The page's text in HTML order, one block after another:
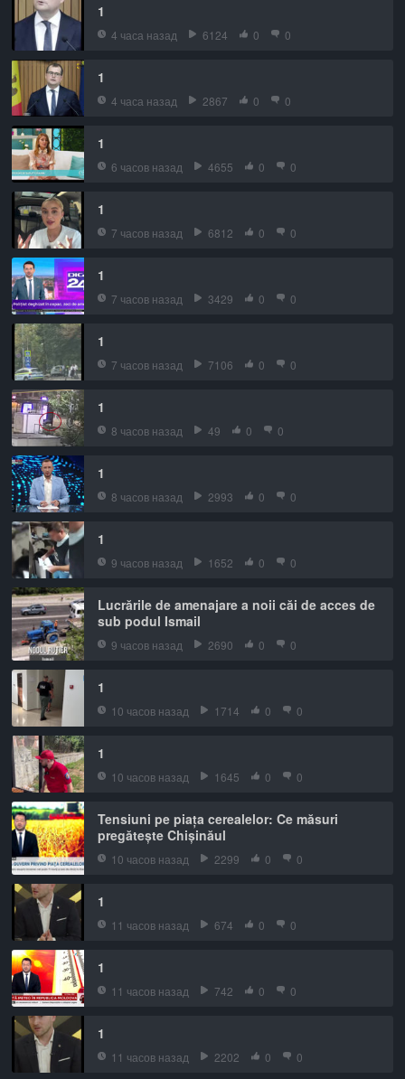
1
4 часа назад 6124 0 0
1
4 часа назад 2867 0 0
1
6 часов назад 4655 0 0
1
7 часов назад 6812 0 0
1
7 часов назад 3429 0 0
1
7 часов назад 7106 0 0
1
8 часов назад 49 0 0
1
8 часов назад 2993 0 0
1
9 часов назад 1652 0 0
Lucrările de amenajare a noii căi de acces de
sub podul Ismail
9 часов назад 2690 0 0
1
10 часов назад 1714 0 0
1
10 часов назад 1645 0 0
Tensiuni pe piața cerealelor: Ce măsuri
pregătește Chișinăul
10 часов назад 2299 0 0
1
11 часов назад 674 0 0
1
11 часов назад 742 0 0
1
11 часов назад 2202 0 0